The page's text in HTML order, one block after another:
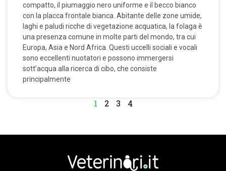
compatto, il piumaggio nero uniforme e il becco bianco
con la placca frontale bianca. Abitante delle zone umide,
laghi e paludi ricche di vegetazione acquatica, la folaga è
una presenza comune in molte parti del mondo, tra cui
Europa, Asia e Nord Africa. Questi uccelli sociali e vocali
sono eccellenti nuotatori e possono immergersi
sott’acqua alla ricerca di cibo, che consiste
principalmente
1 2 3 4